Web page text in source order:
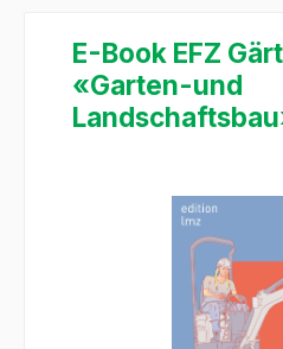
E-Book EFZ
«Garten-und
Bildergalerie überspringen